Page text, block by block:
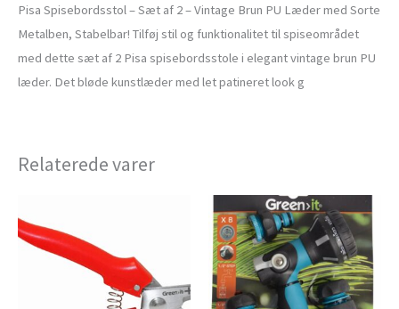
Pisa Spisebordsstol – Sæt af 2 – Vintage Brun PU Læder med Sorte
Metalben, Stabelbar! Tilføj stil og funktionalitet til spiseområdet
med dette sæt af 2 Pisa spisebordsstole i elegant vintage brun PU
læder. Det bløde kunstlæder med let patineret look g
Relaterede varer